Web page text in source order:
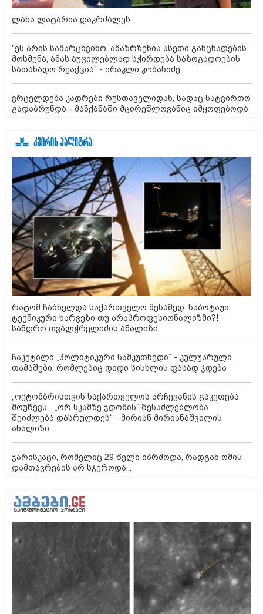
ლანა ლატარია დაკრძალეს
"ეს არის სამარცხვინო, ამაზრზენია ასეთი განცხადების
მოსმენა, ამას აუცილებლად სჭირდება საზოგადოების
სათანადო რეაქცია" - ირაკლი კობახიძე
ვრცელდება კადრები რუსთაველიდან, სადაც სატვირთო
გადაბრუნდა - მანქანაში მცირეწლოვანიც იმყოფებოდა
რატომ ჩაბნელდა საქართველო მესამედ: საბოტაჟი,
ტექნიკური ხარვეზი თუ არაპროფესიონალიზმი?! -
სანდრო თვალჭრელიძის ანალიზი
ჩაკეტილი „პოლიტიკური სამკუთხედი“ - კულუარული
თამაშები, რომლებიც დიდი სისხლის ფასად ჯდება
„ოქტომბრისთვის საქართველოს არჩევანის გაკეთება
მოუწევს... „ორ სკამზე ჯდომის“ შესაძლებლობა
შეიძლება დასრულდეს“ - მირიან მირიანაშვილის
ანალიზი
ჯარისკაცი, რომელიც 29 წელი იბრძოდა, რადგან ომის
დამთავრების არ სჯეროდა...